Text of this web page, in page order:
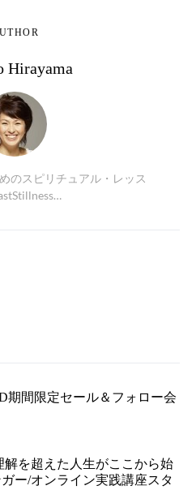
Hirayama
のスピリチュアル・レッス
期間限定セール＆フォロー会
解を超えた人生がここから始
ー/オンライン実践講座スタ